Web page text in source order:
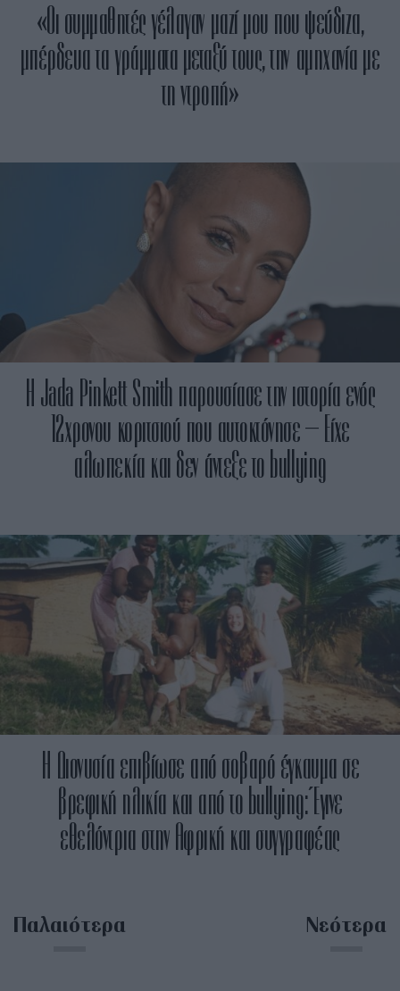
«Oι συμμαθητές γέλαγαν μαζί μου που ψεύδιζα,
μπέρδευα τα γράμματα μεταξύ τους, την αμηχανία με
τη ντροπή»
H Jada Pinkett Smith παρουσίασε την ιστορία ενός
12χρονου κοριτσιού που αυτοκτόνησε – Είχε
αλωπεκία και δεν άντεξε το bullying
Η Διονυσία επιβίωσε από σοβαρό έγκαυμα σε
βρεφική ηλικία και από το bullying: Έγινε
εθελόντρια στην Αφρική και συγγραφέας
Παλαιότερα Νεότερα